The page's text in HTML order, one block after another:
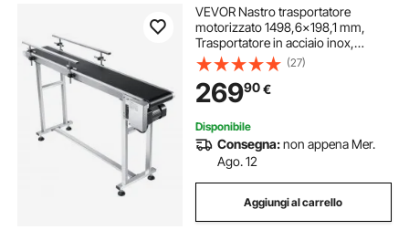
VEVOR Nastro trasportatore
motorizzato 1498,6x198,1 mm,
Trasportatore in acciaio inox,
Nastro trasportatore antistatico in
PVC velocità regolabile,
Trasportatore a nastro commerciale
(27)
26990€
Disponibile
Consegna:non appena Mer.
Ago. 12
Aggiungi al carrello